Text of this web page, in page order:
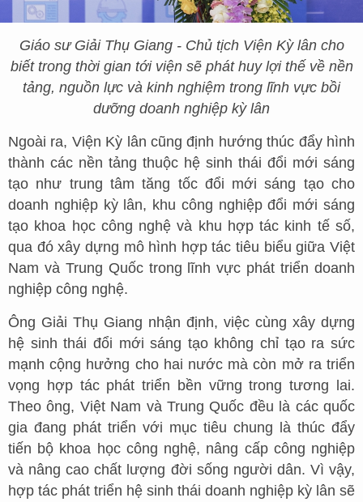
Giáo sư Giải Thụ Giang - Chủ tịch Viện Kỳ lân cho
biết trong thời gian tới viện sẽ phát huy lợi thế về nền
tảng, nguồn lực và kinh nghiệm trong lĩnh vực bồi
dưỡng doanh nghiệp kỳ lân
Ngoài ra, Viện Kỳ lân cũng định hướng thúc đẩy hình
thành các nền tảng thuộc hệ sinh thái đổi mới sáng
tạo như trung tâm tăng tốc đổi mới sáng tạo cho
doanh nghiệp kỳ lân, khu công nghiệp đổi mới sáng
tạo khoa học công nghệ và khu hợp tác kinh tế số,
qua đó xây dựng mô hình hợp tác tiêu biểu giữa Việt
Nam và Trung Quốc trong lĩnh vực phát triển doanh
nghiệp công nghệ.
Ông Giải Thụ Giang nhận định, việc cùng xây dựng
hệ sinh thái đổi mới sáng tạo không chỉ tạo ra sức
mạnh cộng hưởng cho hai nước mà còn mở ra triển
vọng hợp tác phát triển bền vững trong tương lai.
Theo ông, Việt Nam và Trung Quốc đều là các quốc
gia đang phát triển với mục tiêu chung là thúc đẩy
tiến bộ khoa học công nghệ, nâng cấp công nghiệp
và nâng cao chất lượng đời sống người dân. Vì vậy,
hợp tác phát triển hệ sinh thái doanh nghiệp kỳ lân sẽ